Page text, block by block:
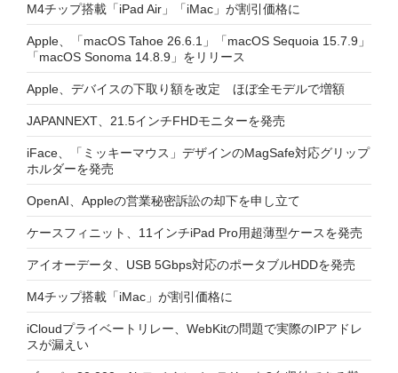
M4チップ搭載「iPad Air」「iMac」が割引価格に
Apple、「macOS Tahoe 26.6.1」「macOS Sequoia 15.7.9」
「macOS Sonoma 14.8.9」をリリース
Apple、デバイスの下取り額を改定 ほぼ全モデルで増額
JAPANNEXT、21.5インチFHDモニターを発売
iFace、「ミッキーマウス」デザインのMagSafe対応グリップ
ホルダーを発売
OpenAI、Appleの営業秘密訴訟の却下を申し立て
ケースフィニット、11インチiPad Pro用超薄型ケースを発売
アイオーデータ、USB 5Gbps対応のポータブルHDDを発売
M4チップ搭載「iMac」が割引価格に
iCloudプライベートリレー、WebKitの問題で実際のIPアドレ
スが漏えい